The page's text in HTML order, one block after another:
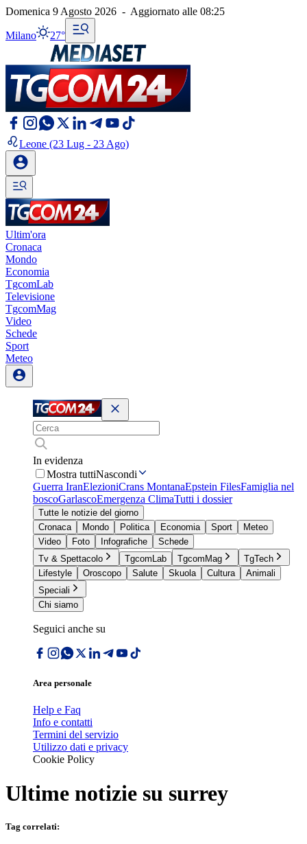
Domenica 9 Agosto 2026 - Aggiornato alle 08:25
Milano 27°
Leone (23 Lug - 23 Ago)
Ultim'ora
Cronaca
Mondo
Economia
TgcomLab
Televisione
TgcomMag
Video
Schede
Sport
Meteo
In evidenza
Mostra tuttiNascondi
Guerra IranElezioniCrans MontanaEpstein FilesFamiglia nel
boscoGarlascoEmergenza ClimaTutti i dossier
Tutte le notizie del giorno
Cronaca
Mondo Politica Economia Sport
Meteo
Video
Foto Infografiche
Schede
Tv & Spettacolo
TgcomLab TgcomMag
TgTech
Lifestyle
Oroscopo Salute Skuola Cultura
Animali
Speciali
Chi siamo
Seguici anche su
Area personale
Help e Faq
Info e contatti
Termini del servizio
Utilizzo dati e privacy
Cookie Policy
Ultime notizie su surrey
Tag correlati: